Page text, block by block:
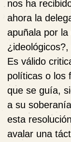
nos ha
ahora la
apuñala por
Es válido
políticas o los
que se guía,
a su
esta
avalar una